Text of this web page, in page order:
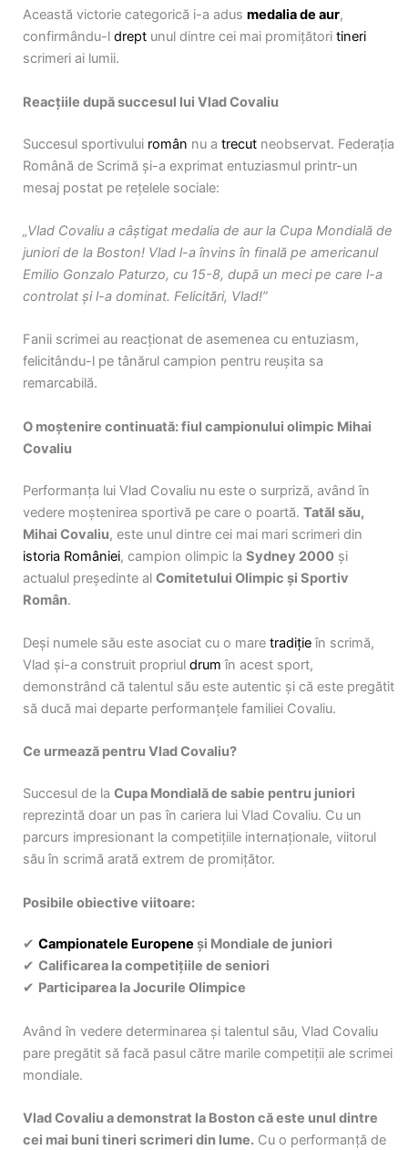
Această victorie categorică i-a adus medalia de aur,
confirmându-l drept unul dintre cei mai promițători tineri
scrimeri ai lumii.
Reacțiile după succesul lui Vlad Covaliu
Succesul sportivului român nu a trecut neobservat. Federația
Română de Scrimă și-a exprimat entuziasmul printr-un
mesaj postat pe rețelele sociale:
„Vlad Covaliu a câștigat medalia de aur la Cupa Mondială de
juniori de la Boston! Vlad l-a învins în finală pe americanul
Emilio Gonzalo Paturzo, cu 15-8, după un meci pe care l-a
controlat și l-a dominat. Felicitări, Vlad!”
Fanii scrimei au reacționat de asemenea cu entuziasm,
felicitându-l pe tânărul campion pentru reușita sa
remarcabilă.
O moștenire continuată: fiul campionului olimpic Mihai
Covaliu
Performanța lui Vlad Covaliu nu este o surpriză, având în
vedere moștenirea sportivă pe care o poartă. Tatăl său,
Mihai Covaliu, este unul dintre cei mai mari scrimeri din
istoria României, campion olimpic la Sydney 2000 și
actualul președinte al Comitetului Olimpic și Sportiv
Român.
Deși numele său este asociat cu o mare tradiție în scrimă,
Vlad și-a construit propriul drum în acest sport,
demonstrând că talentul său este autentic și că este pregătit
să ducă mai departe performanțele familiei Covaliu.
Ce urmează pentru Vlad Covaliu?
Succesul de la Cupa Mondială de sabie pentru juniori
reprezintă doar un pas în cariera lui Vlad Covaliu. Cu un
parcurs impresionant la competițiile internaționale, viitorul
său în scrimă arată extrem de promițător.
Posibile obiective viitoare:
✔ Campionatele Europene și Mondiale de juniori
✔ Calificarea la competițiile de seniori
✔ Participarea la Jocurile Olimpice
Având în vedere determinarea și talentul său, Vlad Covaliu
pare pregătit să facă pasul către marile competiții ale scrimei
mondiale.
Vlad Covaliu a demonstrat la Boston că este unul dintre
cei mai buni tineri scrimeri din lume. Cu o performanță de